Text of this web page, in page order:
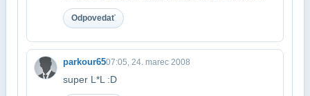
Odpovedať
parkour6507:05, 24. marec 2008
super L*L :D